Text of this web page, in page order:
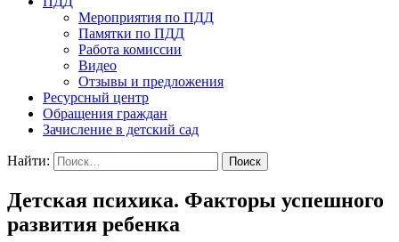
Мероприятия по ПДД
Памятки по ПДД
Работа комиссии
Видео
Отзывы и предложения
Ресурсный центр
Обращения граждан
Зачисление в детский сад
Найти:
Детская психика. Факторы успешного
развития ребенка